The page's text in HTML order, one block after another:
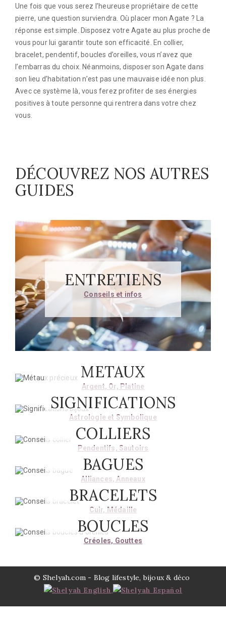
Une fois que vous serez l’heureuse propriétaire de cette
pierre, une question surviendra. Où placer mon Agate ? La
réponse est simple. Disposez votre Agate au plus proche de
vous pour lui garantir toute son efficacité. En collier,
bracelet, pendentif, boucles d’oreilles, vous n’avez que
l’embarras du choix. Néanmoins, disposer son Agate dans
son lieu d’habitation n’est pas une mauvaise idée non plus.
Avec ce système là, vous ferez profiter de ses énergies
positives à toute personne qui rentrera dans votre chez
vous.
DÉCOUVREZ NOS AUTRES
GUIDES
ENTRETIENS
Conseils et infos
METAUX
Argent, Or, Platine
SIGNIFICATIONS
Astrologie et Symbolique
COLLIERS
Pendentifs, Sautoirs
BAGUES
Alliances, Anneaux
BRACELETS
Cuir, Médaille
BOUCLES
Créoles, Gouttes
© Shelyah.com - Blog lifestyle, bijoux & déco